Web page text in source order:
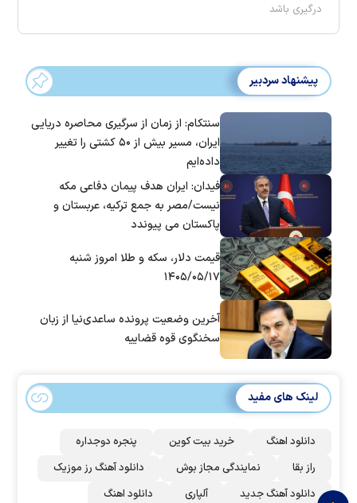
درگیری باشد
پیشنهاد سردبیر
سنتکام: از زمان از سرگیری محاصره دریایی
ایران، مسیر بیش از ۵۰ کشتی را تغییر
داده‌ایم
فیدان: ایران هدف پیمان دفاعی مکه
نیست/مصر به جمع ترکیه، عربستان و
پاکستان می پیوندد
قیمت دلار، سکه و طلا امروز شنبه
۱۴۰۵/۰۵/۱۷
آخرین وضعیت پرونده ساعدی‌نیا از زبان
سخنگوی قوه قضاییه
لینک های مفید
دانلود اهنگ خرید بیت کوین
پنجره دوجداره
راز بقا
نمایندگی مجاز بوش
دانلود آهنگ رز‌ موزیک
دانلود آهنگ جدید
آلپاری دانلود اهنگ